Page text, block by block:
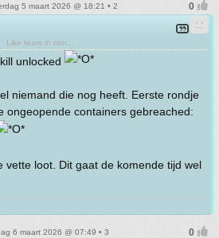
5 maart 2026 @ 18:21 • 2
Like tears in rain...
unlocked
niemand die nog heeft. Eerste rondje
ongeopende containers gebreached:
vette loot. Dit gaat de komende tijd wel
6 maart 2026 @ 07:49 • 3